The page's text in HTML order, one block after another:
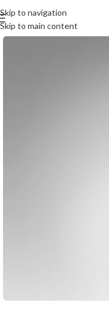
Skip to navigation
Skip to main content